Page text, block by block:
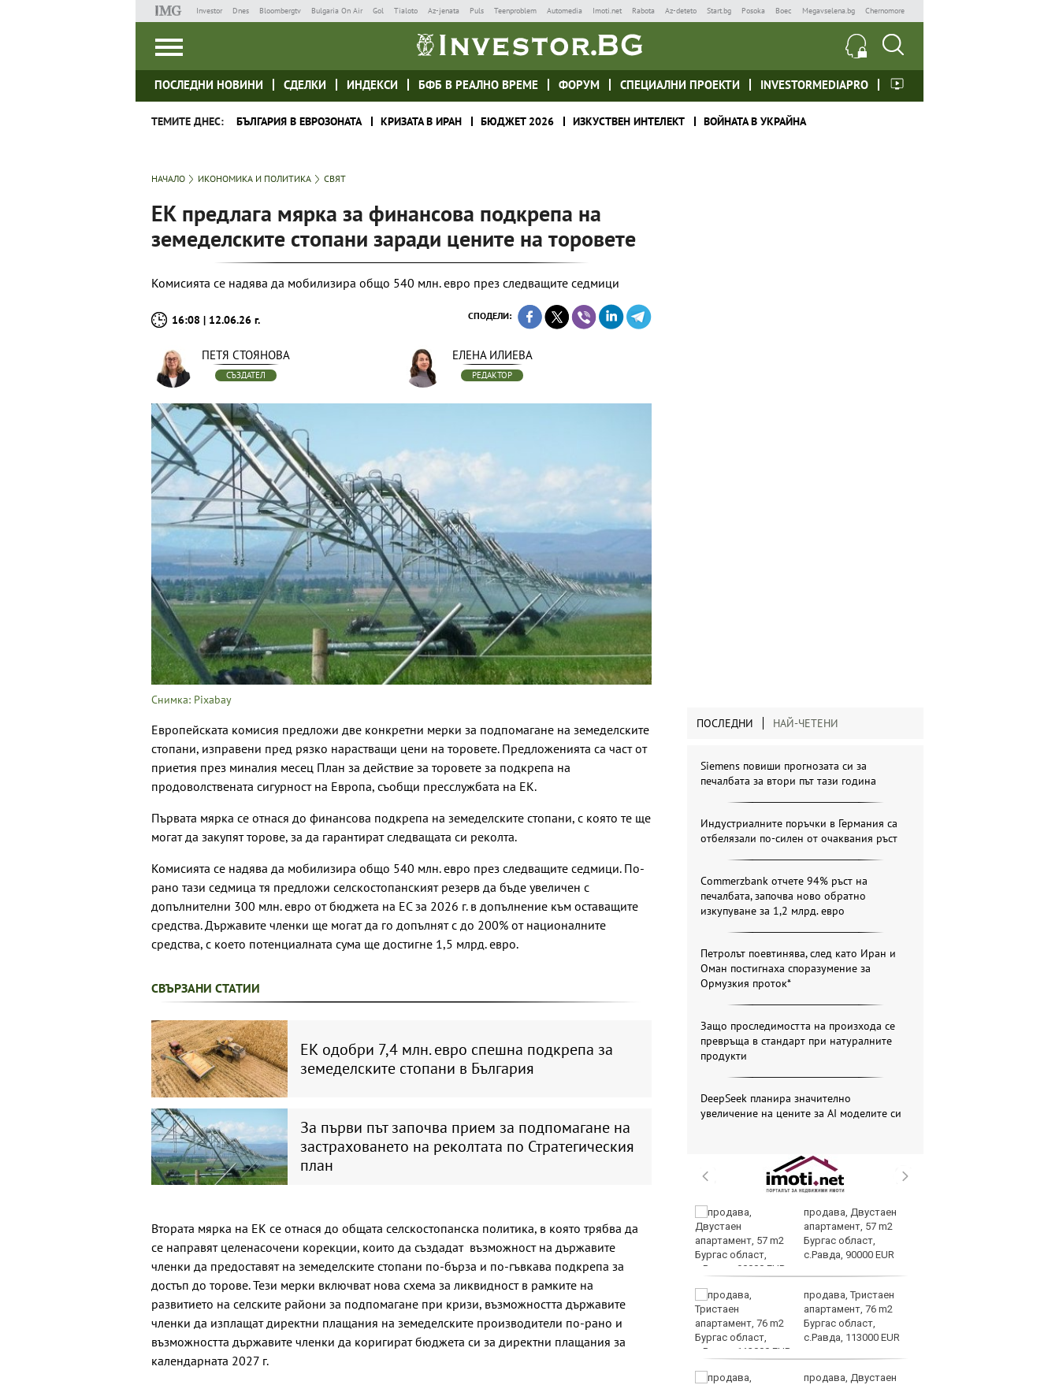
Investor Dnes Bloombergtv Bulgaria On Air Gol Tialoto Az-jenata Puls Teenproblem Automedia Imoti.net Rabota Az-deteto Start.bg Posoka Boec Megavselena.bg Chernomore
ПОСЛЕДНИ НОВИНИ СДЕЛКИ ИНДЕКСИ БФБ В РЕАЛНО ВРЕМЕ ФОРУМ СПЕЦИАЛНИ ПРОЕКТИ INVESTORMEDIAPRO
ТЕМИТЕ ДНЕС: БЪЛГАРИЯ В ЕВРОЗОНАТА КРИЗАТА В ИРАН БЮДЖЕТ 2026 ИЗКУСТВЕН ИНТЕЛЕКТ ВОЙНАТА В УКРАЙНА
НАЧАЛО ИКОНОМИКА И ПОЛИТИКА СВЯТ
ЕК предлага мярка за финансова подкрепа на
земеделските стопани заради цените на торовете
Комисията се надява да мобилизира общо 540 млн. евро през следващите седмици
16:08 | 12.06.26 г. СПОДЕЛИ:
ПЕТЯ СТОЯНОВА
СЪЗДАТЕЛ
ЕЛЕНА ИЛИЕВА
РЕДАКТОР
Снимка: Pixabay
Европейската комисия предложи две конкретни мерки за подпомагане на земеделските
стопани, изправени пред рязко нарастващи цени на торовете. Предложенията са част от
приетия през миналия месец План за действие за торовете за подкрепа на
продоволствената сигурност на Европа, съобщи пресслужбата на ЕК.
Първата мярка се отнася до финансова подкрепа на земеделските стопани, с която те ще
могат да закупят торове, за да гарантират следващата си реколта.
Комисията се надява да мобилизира общо 540 млн. евро през следващите седмици. По-
рано тази седмица тя предложи селскостопанският резерв да бъде увеличен с
допълнителни 300 млн. евро от бюджета на ЕС за 2026 г. в допълнение към оставащите
средства. Държавите членки ще могат да го допълнят с до 200% от националните
средства, с което потенциалната сума ще достигне 1,5 млрд. евро.
СВЪРЗАНИ СТАТИИ
ЕК одобри 7,4 млн. евро спешна подкрепа за
земеделските стопани в България
За първи път започва прием за подпомагане на
застраховането на реколтата по Стратегическия
план
Втората мярка на ЕК се отнася до общата селскостопанска политика, в която трябва да
се направят целенасочени корекции, които да създадат възможност на държавите
членки да предоставят на земеделските стопани по-бърза и по-гъвкава подкрепа за
достъп до торове. Тези мерки включват нова схема за ликвидност в рамките на
развитието на селските райони за подпомагане при кризи, възможността държавите
членки да изплащат директни плащания на земеделските производители по-рано и
възможността държавите членки да коригират бюджета си за директни плащания за
календарната 2027 г.
ПОСЛЕДНИ НАЙ-ЧЕТЕНИ
Siemens повиши прогнозата си за
печалбата за втори път тази година
Индустриалните поръчки в Германия са
отбелязали по-силен от очаквания ръст
Commerzbank отчете 94% ръст на
печалбата, започва ново обратно
изкупуване за 1,2 млрд. евро
Петролът поевтинява, след като Иран и
Оман постигнаха споразумение за
Ормузкия проток*
Защо проследимостта на произхода се
превръща в стандарт при натуралните
продукти
DeepSeek планира значително
увеличение на цените за AI моделите си
на фона на
Иран и Оман
министерство: Няма
да закриваме РЗИ-та
продава, Двустаен
апартамент, 57 m2
Бургас област,
с.Равда, 90000 EUR
продава, Тристаен
апартамент, 76 m2
Бургас област,
с.Равда, 113000 EUR
продава, Двустаен